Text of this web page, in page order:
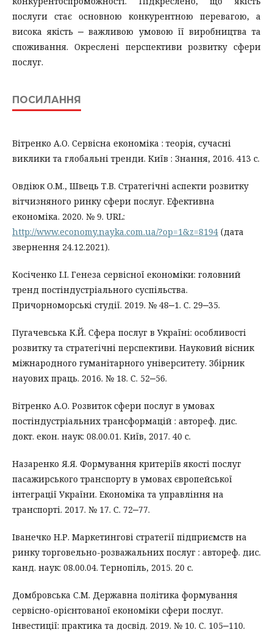
послуги стає основною конкурентною перевагою, а
висока якість ‒ важливою умовою її виробництва та
споживання. Окреслені перспективи розвитку сфери
послуг.
ПОСИЛАННЯ
Вітренко А.О. Сервісна економіка : теорія, сучасні
виклики та глобальні тренди. Київ : Знання, 2016. 413 с.
Овдіюк О.М., Швець Т.В. Стратегічні аспекти розвитку
вітчизняного ринку сфери послуг. Ефективна
економіка. 2020. № 9. URL:
http://www.economy.nayka.com.ua/?op=1&z=8194 (дата
звернення 24.12.2021).
Косіченко І.І. Генеза сервісної економіки: головний
тренд постіндустріального суспільства.
Причорноморські студії. 2019. № 48‒1. С. 29‒35.
Пугачевська К.Й. Сфера послуг в Україні: особливості
розвитку та стратегічні перспективи. Науковий вісник
міжнародного гуманітарного університету. Збірник
науових праць. 2016. № 18. С. 52‒56.
Вітренко А.О. Розвиток сфери послуг в умовах
постіндустріальних трансформацій : автореф. дис.
докт. екон. наук: 08.00.01. Київ, 2017. 40 с.
Назаренко Я.Я. Формування критеріїв якості послуг
пасажирського транспорту в умовах європейської
інтеграції України. Економіка та управління на
транспорті. 2017. № 17. С. 72‒77.
Іванечко Н.Р. Маркетингові стратегії підприємств на
ринку торговельно-розважальних послуг : автореф. дис.
канд. наук: 08.00.04. Тернопіль, 2015. 20 с.
Домбровська С.М. Державна політика формування
сервісно-орієнтованої економіки сфери послуг.
Інвестиції: практика та досвід. 2019. № 10. С. 105‒110.